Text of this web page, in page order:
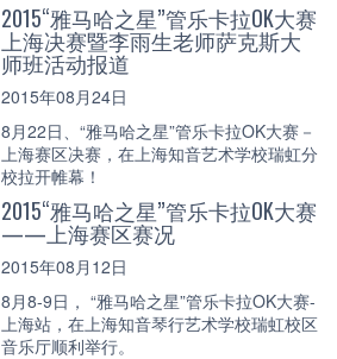
2015“雅马哈之星”管乐卡拉OK大赛
上海决赛暨李雨生老师萨克斯大
师班活动报道
2015年08月24日
8月22日、“雅马哈之星”管乐卡拉OK大赛－
上海赛区决赛，在上海知音艺术学校瑞虹分
校拉开帷幕！
2015“雅马哈之星”管乐卡拉OK大赛
——上海赛区赛况
2015年08月12日
8月8-9日， “雅马哈之星”管乐卡拉OK大赛-
上海站，在上海知音琴行艺术学校瑞虹校区
音乐厅顺利举行。